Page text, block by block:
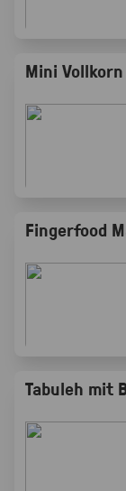
Mini Vollkorn
Fingerfood
Tabuleh mit